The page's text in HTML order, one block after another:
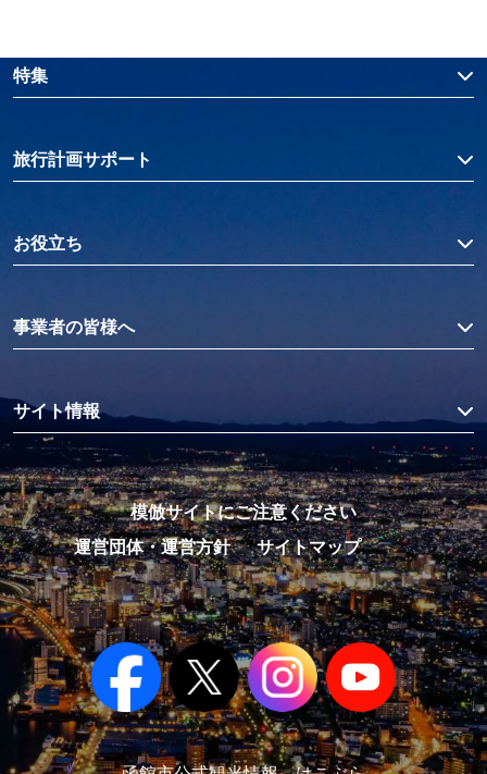
特集
旅行計画サポート
お役立ち
事業者の皆様へ
サイト情報
模倣サイトにご注意ください
運営団体・運営方針
サイトマップ